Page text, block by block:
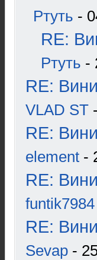
Ртуть -
RE:
Ртуть -
RE:
VLAD ST
RE:
element -
RE:
funtik7984
RE:
Sevap -